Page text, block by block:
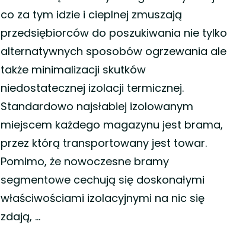
co za tym idzie i cieplnej zmuszają
przedsiębiorców do poszukiwania nie tylko
alternatywnych sposobów ogrzewania ale
także minimalizacji skutków
niedostatecznej izolacji termicznej.
Standardowo najsłabiej izolowanym
miejscem każdego magazynu jest brama,
przez którą transportowany jest towar.
Pomimo, że nowoczesne bramy
segmentowe cechują się doskonałymi
właściwościami izolacyjnymi na nic się
zdają, …